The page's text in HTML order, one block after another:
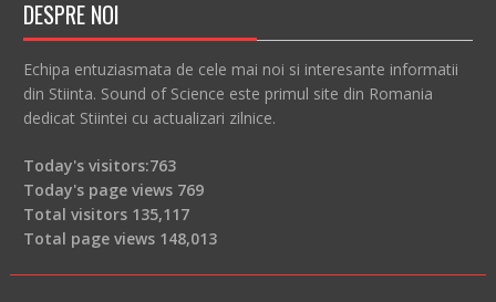
DESPRE NOI
Echipa entuziasmata de cele mai noi si interesante informatii
din Stiinta. Sound of Science este primul site din Romania
dedicat Stiintei cu actualizari zilnice.
Today's visitors:763
Today's page views 769
Total visitors 135,117
Total page views 148,013